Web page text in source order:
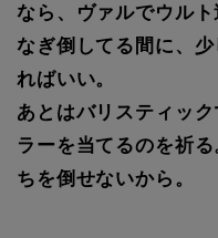
なら、ヴァルでウル
なぎ倒してる間に、
ればいい。
あとはバリスティッ
ラーを当てるのを祈
ちを倒せないから。